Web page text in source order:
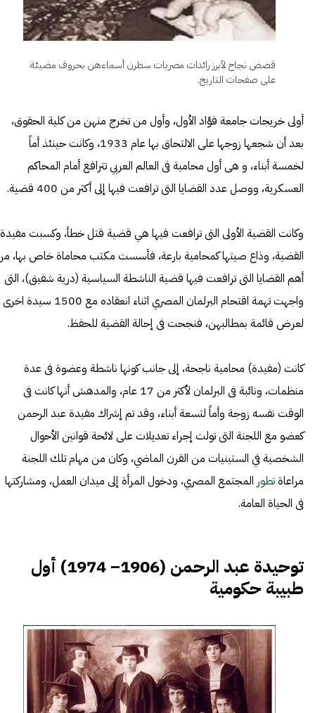
قصص نجاح لأبرز رائدات مصريات سطرن أسماءهن بحروف مضيئة
على صفحات التاريخ.
أولى خريجات جامعة فؤاد الأول، وأول من تخرج منهن من كلية الحقوق،
بعد أن شجعها زوجها على الالتحاق بها عام 1933، وكانت حينئذ أماً
لخمسة أبناء، و هى أول محامية فى العالم العربي تترافع أمام المحاكم
العسكرية، ووصل عدد القضايا التى ترافعت فيها إلى أكثر من 400 قضية.
وكانت القضية الأولى التى ترافعت فيها هي قضية قتل خطأ، وكسبت مفيدة
القضية، وذاع صيتها كمحامية بارعة، فأسست مكتب محاماة خاص بها،
أهم القضايا التى ترافعت فيها قضية الناشطة السياسية (درية شفيق)، التى
واجهت تهمة اقتحام البرلمان المصري اثناء انعقاده مع 1500 سيدة اخرى
لعرض قائمة بمطالبهن، فنجحت فى إحالة القضية للحفظ.
كانت (مفيدة) محامية ناجحة، إلى جانب كونها ناشطة وعضوة فى عدة
منظمات
، ونائبة فى البرلمان لأكثر من 17 عام، والمدهش أنها كانت فى
الوقت نفسه زوجة وأماً لتسعة أبناء، وقد تم إشراك مفيدة عبد الرحمن
كعضو مع اللجنة التى تولت إجراء تعديلات على لائحة قوانين الأحوال
الشخصية في الستينيات من القرن الماضي، وكان من مهام تلك اللجنة
مراعاةتطور المجتمع المصري، ودخول المرأة إلى ميدان العمل، ومشاركتها
فى الحياة العامة.
توحيدة عبد الرحمن (1906– 1974) أول
طبيبة حكومية